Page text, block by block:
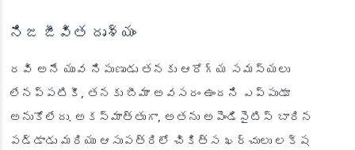
నిజ జీవిత దృశ్యం
రవి అనే యువ నిపుణుడు తనకు ఆరోగ్య సమస్యలు
లేనప్పటికీ, తనకు బీమా అవసరం ఉందని ఎప్పుడూ
అనుకోలేదు. అకస్మాత్తుగా, అతను అపెండిసైటిస్ బారిన
పడ్డాడు మరియు ఆసుపత్రిలో చికిత్స ఖర్చులు లక్ష